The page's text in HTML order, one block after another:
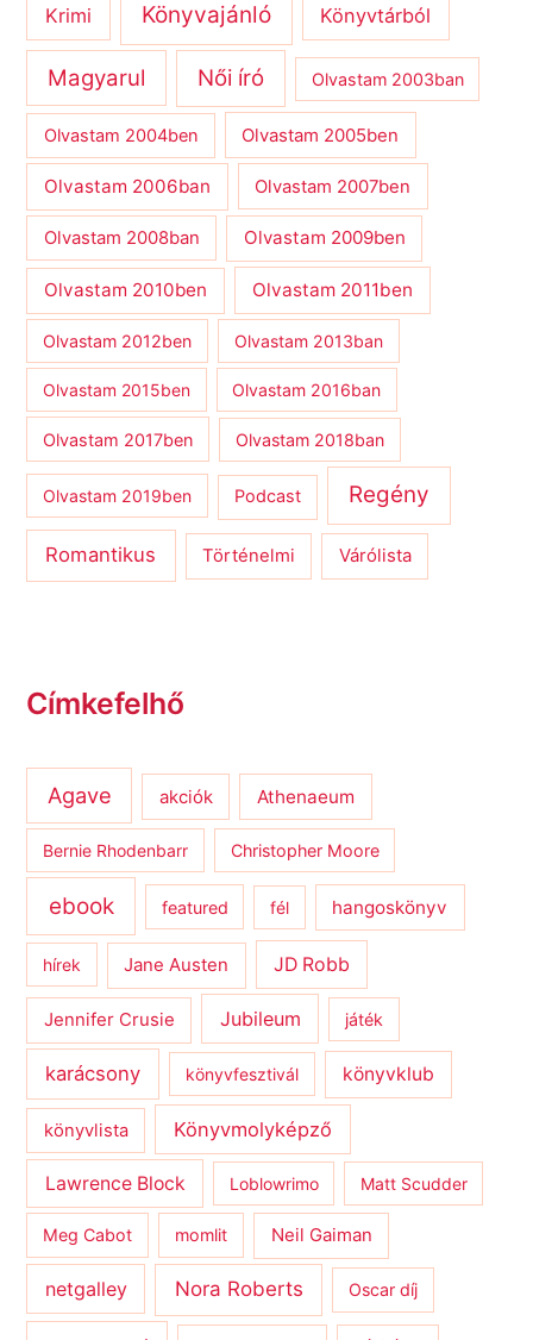
Krimi Könyvajánló Könyvtárból
Magyarul Női író Olvastam 2003ban
Olvastam 2004ben Olvastam 2005ben
Olvastam 2006ban Olvastam 2007ben
Olvastam 2008ban Olvastam 2009ben
Olvastam 2010ben Olvastam 2011ben
Olvastam 2012ben Olvastam 2013ban
Olvastam 2015ben Olvastam 2016ban
Olvastam 2017ben Olvastam 2018ban
Olvastam 2019ben Podcast Regény
Romantikus Történelmi Várólista
Címkefelhő
Agave akciók Athenaeum
Bernie Rhodenbarr Christopher Moore
ebook featured fél hangoskönyv
hírek Jane Austen JD Robb
Jennifer Crusie Jubileum játék
karácsony könyvfesztivál könyvklub
könyvlista Könyvmolyképző
Lawrence Block Loblowrimo Matt Scudder
Meg Cabot momlit Neil Gaiman
netgalley Nora Roberts Oscar díj